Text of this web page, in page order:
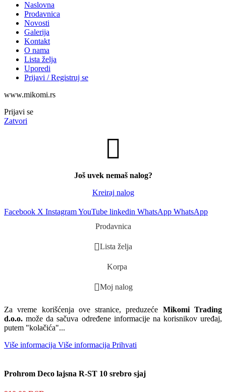
Naslovna
Prodavnica
Novosti
Galerija
Kontakt
O nama
Lista želja
Uporedi
Prijavi / Registruj se
www.mikomi.rs
Prijavi se
Zatvori
Još uvek nemaš nalog?
Kreiraj nalog
Facebook X InstagramYouTube linkedin WhatsApp WhatsApp
Prodavnica
Lista želja
Korpa
Moj nalog
Za vreme korišćenja ove stranice, preduzeće Mikomi Trading
d.o.o. može da sačuva određene informacije na korisnikov uređaj,
putem "kolačića"...
Više informacija Više informacija Prihvati
Prohrom Deco lajsna R-ST 10 srebro sjaj